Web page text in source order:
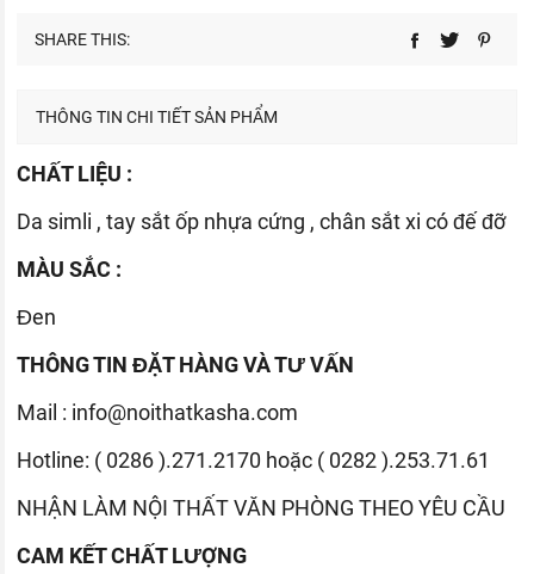
SHARE THIS:
THÔNG TIN CHI TIẾT SẢN PHẨM
CHẤT LIỆU :
Da simli , tay sắt ốp nhựa cứng , chân sắt xi có đế đỡ
MÀU SẮC :
Đen
THÔNG TIN ĐẶT HÀNG VÀ TƯ VẤN
Mail : info@noithatkasha.com
Hotline: ( 0286 ).271.2170 hoặc ( 0282 ).253.71.61
NHẬN LÀM NỘI THẤT VĂN PHÒNG THEO YÊU CẦU
CAM KẾT CHẤT LƯỢNG